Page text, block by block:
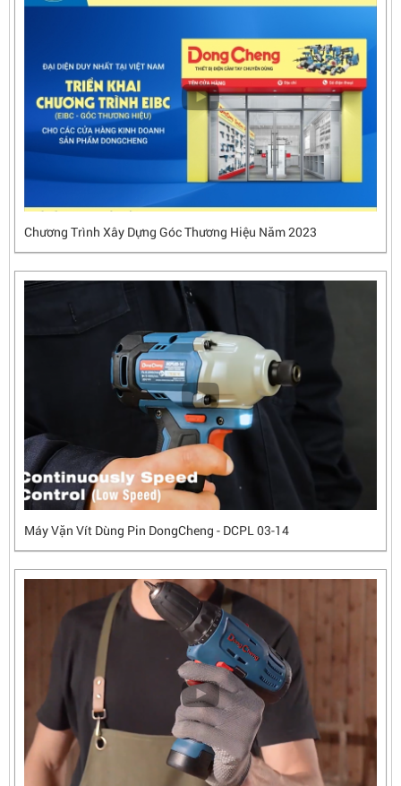
Chương Trình Xây Dựng Góc Thương Hiệu Năm 2023
Máy Vặn Vít Dùng Pin DongCheng - DCPL 03-14